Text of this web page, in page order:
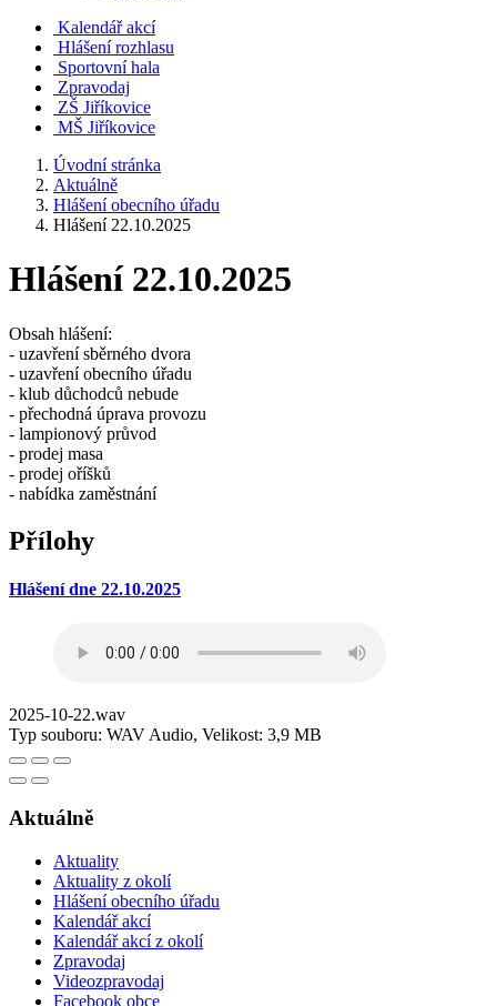
Kalendář akcí
Hlášení rozhlasu
Sportovní hala
Zpravodaj
ZŠ Jiříkovice
MŠ Jiříkovice
Úvodní stránka
Aktuálně
Hlášení obecního úřadu
Hlášení 22.10.2025
Hlášení 22.10.2025
Obsah hlášení:
- uzavření sběrného dvora
- uzavření obecního úřadu
- klub důchodců nebude
- přechodná úprava provozu
- lampionový průvod
- prodej masa
- prodej oříšků
- nabídka zaměstnání
Přílohy
Hlášení dne 22.10.2025
2025-10-22.wav
Typ souboru: WAV Audio, Velikost: 3,9 MB
Aktuálně
Aktuality
Aktuality z okolí
Hlášení obecního úřadu
Kalendář akcí
Kalendář akcí z okolí
Zpravodaj
Videozpravodaj
Facebook obce